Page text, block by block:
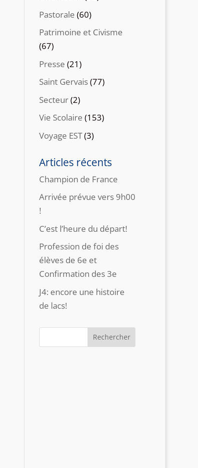
Pastorale (60)
Patrimoine et Civisme
(67)
Presse (21)
Saint Gervais(77)
Secteur(2)
Vie Scolaire (153)
Voyage EST(3)
Articles récents
Champion de France
Arrivée prévue vers 9h00
!
C’est l’heure du départ!
Profession de foi des
élèves de 6e et
Confirmation des 3e
J4: encore une histoire
de lacs!